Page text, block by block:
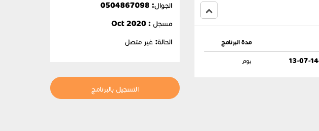
مدة البرنامج
يوم
الجوال:
مسجل : Oct 2020
الحالة: غير متصل
التسجيل بالبرنامج